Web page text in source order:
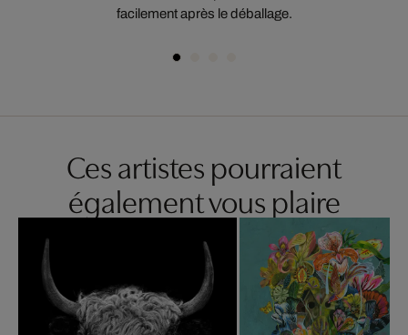
facilement après le déballage.
Ces artistes pourraient
également vous plaire